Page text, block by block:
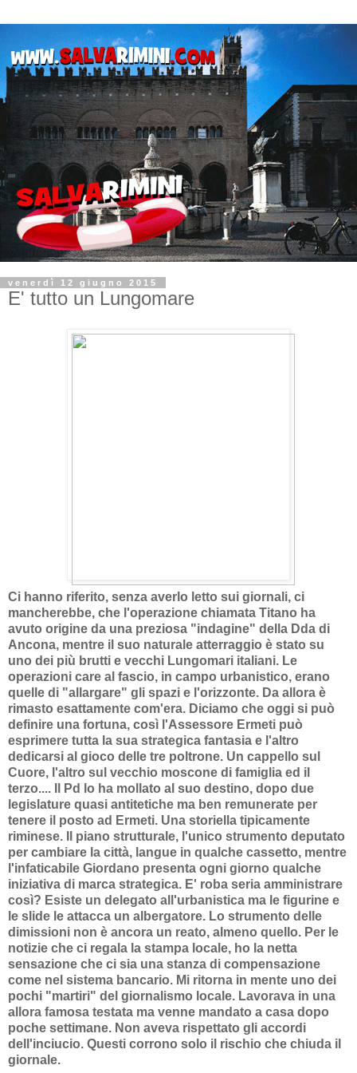
venerdì 12 giugno 2015
E' tutto un Lungomare
Ci hanno riferito, senza averlo letto sui giornali, ci
mancherebbe, che l'operazione chiamata Titano ha
avuto origine da una preziosa "indagine" della Dda di
Ancona, mentre il suo naturale atterraggio è stato su
uno dei più brutti e vecchi Lungomari italiani. Le
operazioni care al fascio, in campo urbanistico, erano
quelle di "allargare" gli spazi e l'orizzonte. Da allora è
rimasto esattamente com'era. Diciamo che oggi si può
definire una fortuna, così l'Assessore Ermeti può
esprimere tutta la sua strategica fantasia e l'altro
dedicarsi al gioco delle tre poltrone. Un cappello sul
Cuore, l'altro sul vecchio moscone di famiglia ed il
terzo.... Il Pd lo ha mollato al suo destino, dopo due
legislature quasi antitetiche ma ben remunerate per
tenere il posto ad Ermeti. Una storiella tipicamente
riminese. Il piano strutturale, l'unico strumento deputato
per cambiare la città, langue in qualche cassetto, mentre
l'infaticabile Giordano presenta ogni giorno qualche
iniziativa di marca strategica. E' roba seria amministrare
così? Esiste un delegato all'urbanistica ma le figurine e
le slide le attacca un albergatore. Lo strumento delle
dimissioni non è ancora un reato, almeno quello. Per le
notizie che ci regala la stampa locale, ho la netta
sensazione che ci sia una stanza di compensazione
come nel sistema bancario. Mi ritorna in mente uno dei
pochi "martiri" del giornalismo locale. Lavorava in una
allora famosa testata ma venne mandato a casa dopo
poche settimane. Non aveva rispettato gli accordi
dell'inciucio. Questi corrono solo il rischio che chiuda il
giornale.